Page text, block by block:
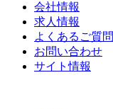
会社情報
求人情報
よくあるご質問
お問い合わせ
サイト情報